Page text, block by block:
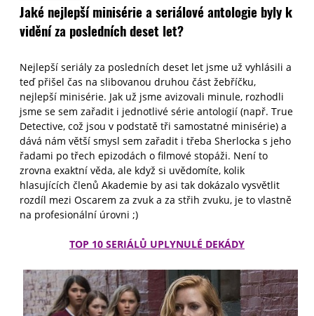
Jaké nejlepší minisérie a seriálové antologie byly k
vidění za posledních deset let?
Nejlepší seriály za posledních deset let jsme už vyhlásili a
teď přišel čas na slibovanou druhou část žebříčku,
nejlepší minisérie. Jak už jsme avizovali minule, rozhodli
jsme se sem zařadit i jednotlivé série antologií (např. True
Detective, což jsou v podstatě tři samostatné minisérie) a
dává nám větší smysl sem zařadit i třeba Sherlocka s jeho
řadami po třech epizodách o filmové stopáži. Není to
zrovna exaktní věda, ale když si uvědomíte, kolik
hlasujících členů Akademie by asi tak dokázalo vysvětlit
rozdíl mezi Oscarem za zvuk a za střih zvuku, je to vlastně
na profesionální úrovni ;)
TOP 10 SERIÁLŮ UPLYNULÉ DEKÁDY